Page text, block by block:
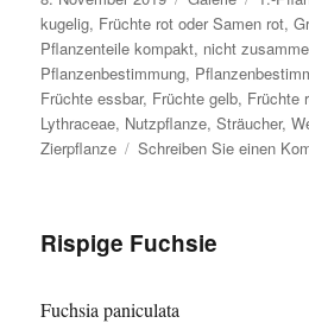
am
kugelig, Früchte rot oder Samen rot,
Pflanzenteile kompakt, nicht
Pflanzenbestimmung,
Früchte essbar, Früchte gelb, Früchte
Lythraceae, Nutzpflanze,Sträucher,
Zierpflanze
Schreiben Sie einen
Rispige Fuchsie
Fuchsia paniculata